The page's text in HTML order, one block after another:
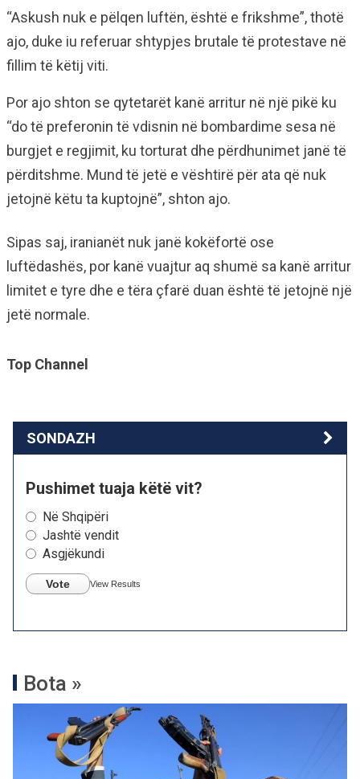
“Askush nuk e pëlqen luftën, është e frikshme”, thotë
ajo, duke iu referuar shtypjes brutale të protestave në
fillim të këtij viti.
Por ajo shton se qytetarët kanë arritur në një pikë ku
“do të preferonin të vdisnin në bombardime sesa në
burgjet e regjimit, ku torturat dhe përdhunimet janë të
përditshme. Mund të jetë e vështirë për ata që nuk
jetojnë këtu ta kuptojnë”, shton ajo.
Sipas saj, iranianët nuk janë kokëfortë ose
luftëdashës, por kanë vuajtur aq shumë sa kanë arritur
limitet e tyre dhe e tëra çfarë duan është të jetojnë një
jetë normale.
Top Channel
SONDAZH
Pushimet tuaja këtë vit?
Në Shqipëri
Jashtë vendit
Asgjëkundi
Vote View Results
Bota »